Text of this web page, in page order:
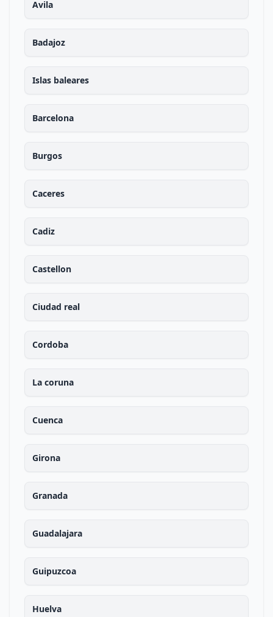
Avila
Badajoz
Islas baleares
Barcelona
Burgos
Caceres
Cadiz
Castellon
Ciudad real
Cordoba
La coruna
Cuenca
Girona
Granada
Guadalajara
Guipuzcoa
Huelva